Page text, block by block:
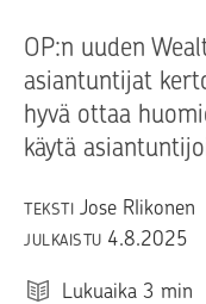
OP:n uuden
asiantuntijat
hyvä ottaa
käytä
TEKSTI Jose RIikonen
JULKAISTU 4.8.2025
Lukuaika 3 min